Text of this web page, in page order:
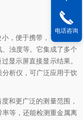
，便于携带，可现场快
浊度等。它集成了多个
显示屏直接显示结果。
析仪，可广泛应用于饮
和更广泛的测量范围，
等，还能检测重金属离
电话咨询